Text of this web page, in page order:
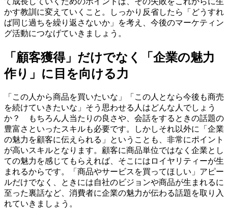
かす教訓に変えていくこと。しっかり反省したら「どうすれ
ば同じ過ちを繰り返さないか」を考え、今後のマーケティン
グ活動につなげていきましょう。
「顧客獲得」だけでなく「企業の魅力
作り」に目を向ける力
「この人から商品を買いたいな」「この人となら今後も商売
を続けていきたいな」そう思わせる人はどんな人でしょう
か？ もちろん人当たりの良さや、会話をするときの話題の
豊富さといったスキルも必要です。しかしそれ以外に「企業
の魅力を顧客に伝えられる」ということも、非常にポイント
が高いスキルとなります。顧客に商品単位ではなく企業とし
ての魅力を感じてもらえれば、そこにはロイヤリティーが生
まれるからです。「商品やサービスを買ってほしい」アピー
ルだけでなく、ときには自社のビジョンや商品が生まれるに
至った裏話など、消費者に企業の魅力が伝わる話題を取り入
れていきましょう。